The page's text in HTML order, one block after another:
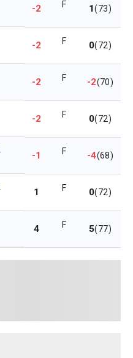
-2 F 1(73)
-2 F 0(72)
-2 F -2(70)
-2 F 0(72)
-1 F -4(68)
1 F 0(72)
4 F 5(77)